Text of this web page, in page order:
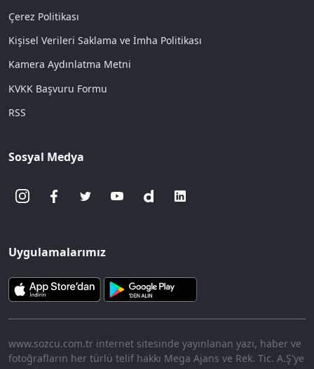
Çerez Politikası
Kişisel Verileri Saklama ve İmha Politikası
Kamera Aydınlatma Metni
KVKK Başvuru Formu
RSS
Sosyal Medya
Uygulamalarımız
www.sozcu.com.tr internet sitesinde yayınlanan yazı, haber ve
fotoğrafların her türlü telif hakkı Mega Ajans ve Rek. Tic. A.Ş'ye